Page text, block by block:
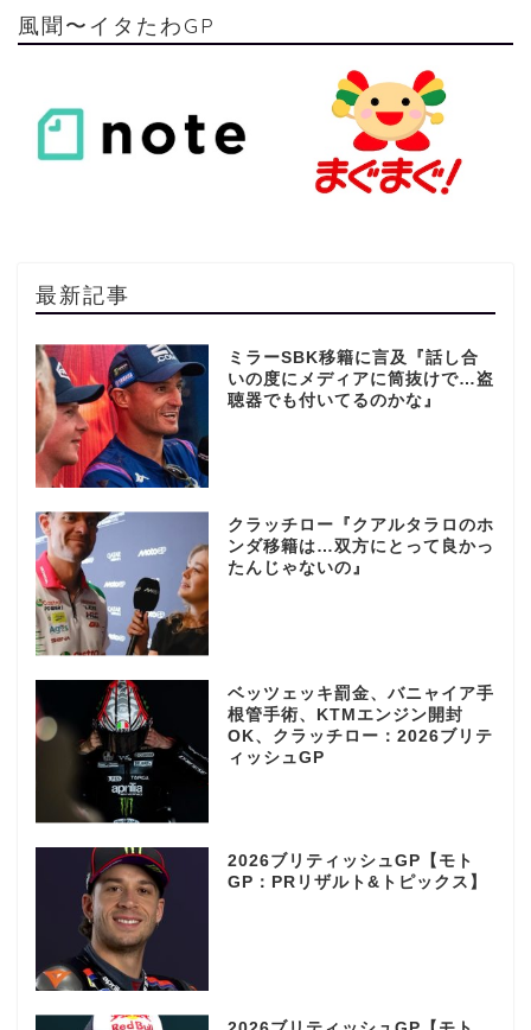
風聞〜イタたわGP
最新記事
ミラーSBK移籍に言及『話し合
いの度にメディアに筒抜けで…盗
聴器でも付いてるのかな』
クラッチロー『クアルタラロのホ
ンダ移籍は…双方にとって良かっ
たんじゃないの』
ベッツェッキ罰金、バニャイア手
根管手術、KTMエンジン開封
OK、クラッチロー：2026ブリテ
ィッシュGP
2026ブリティッシュGP【モト
GP：PRリザルト&トピックス】